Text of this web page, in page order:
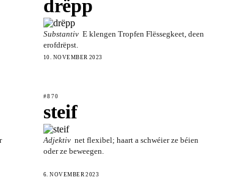
drëpp
Substantiv E klengen Tropfen Flëssegkeet, deen
erofdrëpst.
10. NOVEMBER 2023
#870
steif
Adjektiv net flexibel; haart a schwéier ze béien
oder ze beweegen.
6. NOVEMBER 2023